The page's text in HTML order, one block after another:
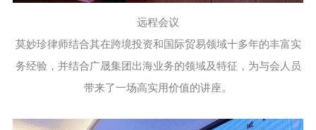
远程会议
莫妙珍律师结合其在跨境投资和国际贸易领域十多年的丰富实
务经验，并结合广晟集团出海业务的领域及特征，为与会人员
带来了一场高实用价值的讲座。